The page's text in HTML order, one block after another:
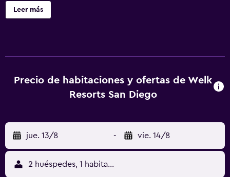
junto a la piscina y un centro de bienestar. Se ofrece un
servicio de limpieza a petición. Hyatt Vacation Club at The
televisión LED de 47 pulgadas con canales por cable de
suscripción. En este hotel de 3,5 estrellas, los alojamientos
baños están equipados con artículos de higiene personal
de diseño, artículos de higiene personal gratuitos y
secador de pelo. Este hotel en Escondido ofrece conexión
a Internet wifi (velocidad: 250 Mbps o más (de 3 a 5
Leer más
Precio de habitaciones y ofertas de Welk
Resorts San Diego
jue. 13/8 - vie. 14/8
2 huéspedes, 1 habitación